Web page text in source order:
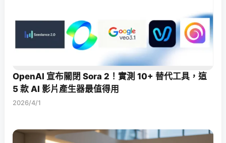
OpenAI 宣布關閉 Sora 2！實測 10+ 替代工具，這
5 款 AI 影片產生器最值得用
2026/4/1